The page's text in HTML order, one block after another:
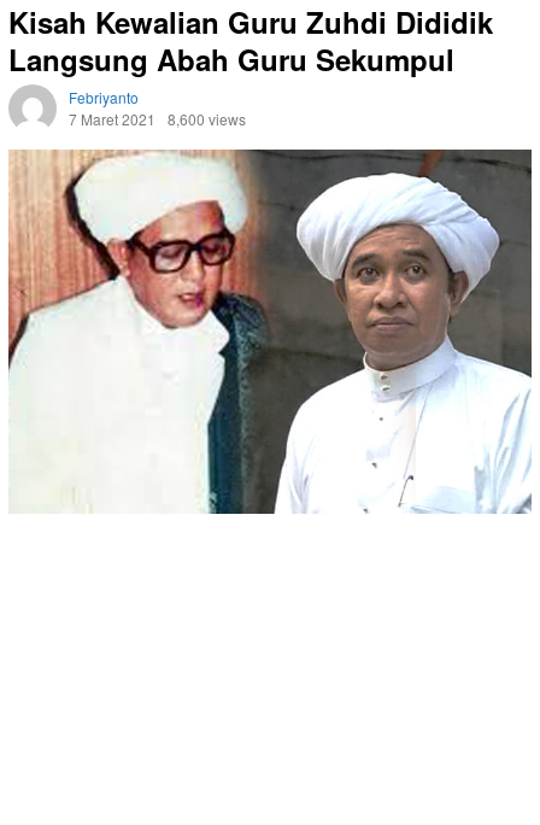
Kisah Kewalian Guru Zuhdi Dididik
Langsung Abah Guru Sekumpul
Febriyanto
7 Maret 2021
8,600 views